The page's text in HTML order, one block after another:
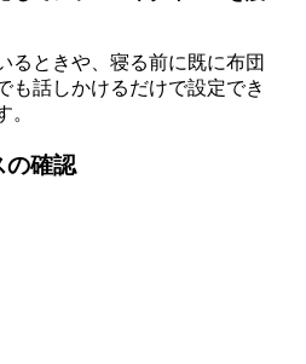
るときや、寝る前に既に布団
も話しかけるだけで設定でき
。
の確認